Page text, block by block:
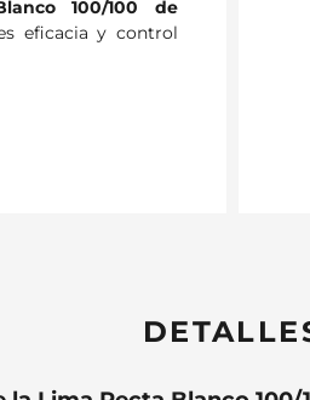
100/100 de
eficacia y control